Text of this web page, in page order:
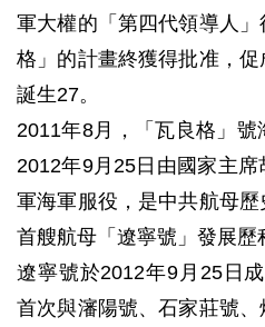
軍大權的「第四代領導人
格」的計畫終獲得批准，
誕生27。
2011年8月，「瓦良格」
2012年9月25日由國家主
軍海軍服役，是中共航母
首艘航母「遼寧號」發展歷
遼寧號於2012年9月25日
首次與瀋陽號、石家莊號